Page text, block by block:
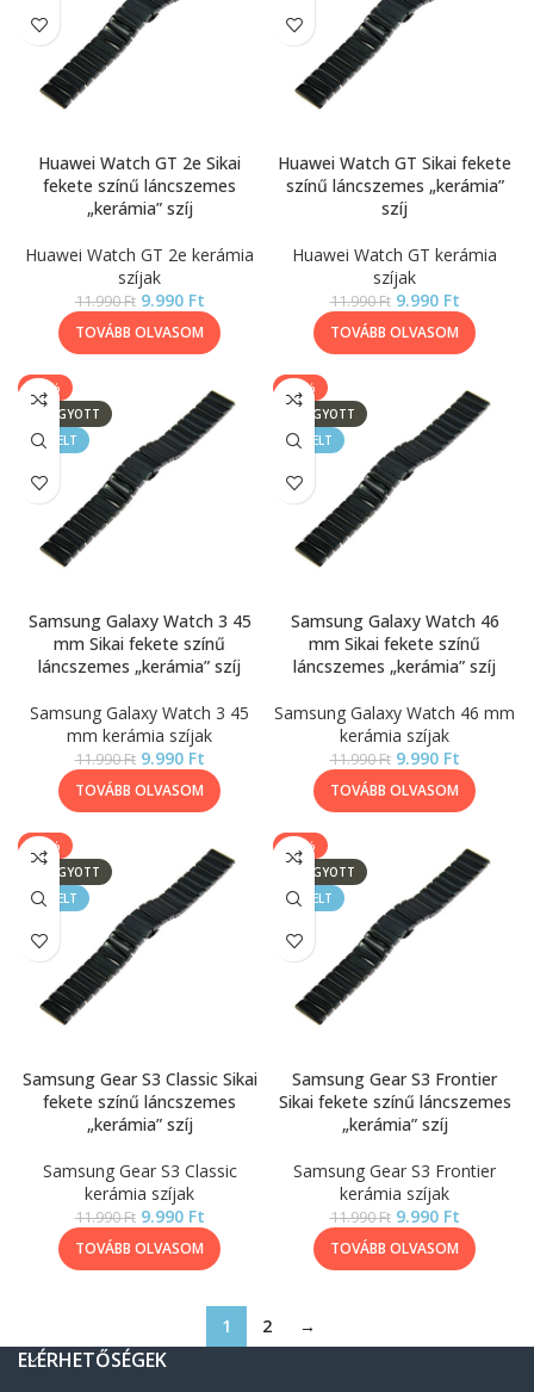
Huawei Watch GT 2e Sikai
fekete színű láncszemes
„kerámia” szíj
Huawei Watch GT 2e kerámia
szíjak
11.990Ft 9.990 Ft
TOVÁBB OLVASOM
Huawei Watch GT Sikai fekete
színű láncszemes „kerámia”
szíj
Huawei Watch GT kerámia
szíjak
11.990Ft 9.990 Ft
TOVÁBB OLVASOM
-17%
ELFOGYOTT
KIEMELT
Samsung Galaxy Watch 3 45
mm Sikai fekete színű
láncszemes „kerámia” szíj
Samsung Galaxy Watch 3 45
mm kerámia szíjak
11.990Ft 9.990 Ft
TOVÁBB OLVASOM
-17%
ELFOGYOTT
KIEMELT
Samsung Galaxy Watch 46
mm Sikai fekete színű
láncszemes „kerámia” szíj
Samsung Galaxy Watch 46 mm
kerámia szíjak
11.990Ft 9.990 Ft
TOVÁBB OLVASOM
-17%
ELFOGYOTT
KIEMELT
Samsung Gear S3 Classic Sikai
fekete színű láncszemes
„kerámia” szíj
Samsung Gear S3 Classic
kerámia szíjak
11.990Ft 9.990 Ft
TOVÁBB OLVASOM
-17%
ELFOGYOTT
KIEMELT
Samsung Gear S3 Frontier
Sikai fekete színű láncszemes
„kerámia” szíj
Samsung Gear S3 Frontier
kerámia szíjak
11.990Ft 9.990 Ft
TOVÁBB OLVASOM
1 2 →
ELÉRHETŐSÉGEK